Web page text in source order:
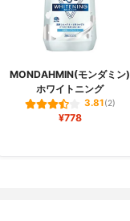
MONDAHMIN(モンダミン)
ホワイトニング
3.81(2)
¥778